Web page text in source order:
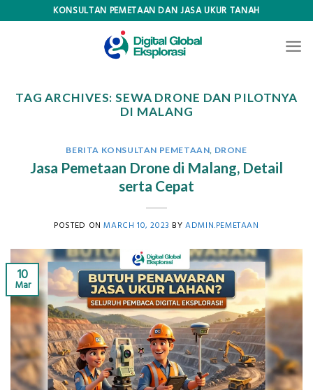
KONSULTAN PEMETAAN DAN JASA UKUR TANAH
TAG ARCHIVES:SEWA DRONE DAN PILOTNYA
DI MALANG
BERITA KONSULTAN PEMETAAN DRONE
Jasa Pemetaan Drone di Malang, Detail
serta Cepat
POSTED ONMARCH 10, 2023 BYADMIN.PEMETAAN
10
Mar